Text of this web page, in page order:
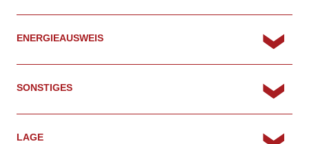
ENERGIEAUSWEIS
SONSTIGES
LAGE